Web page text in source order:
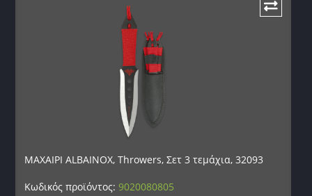
ΜΑΧΑΙΡΙ ALBAINOX, Throwers, Σετ 3 τεμάχια, 32093
Κωδικός προϊόντος:9020080805